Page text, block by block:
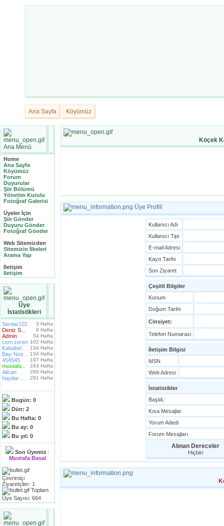
Ana Sayfa Köyümüz
Ana Menü
Home
Ana Sayfa
Köyümüz
Forum
Duyurular
Şiir Bölümü
Yönetim Kurulu
Fotoğraf Galerisi
Üyeler İçin
Şiir Gönder
Duyuru Gönder
Fotoğraf Gönder
Web Sitemizden
Sitemizin İlkeleri
Arama Yap
İletişim
İletişim
Üye
İstatistikleri
Serdar102 3 Hafta
Deniz S... 9 Hafta
Admin 54 Hafta
cem zeren 102 Hafta
Kababel... 134 Hafta
Bay-Nos... 134 Hafta
454545 197 Hafta
mustafa... 243 Hafta
Alican 286 Hafta
haydar ... 291 Hafta
Bugün: 0
Dün: 2
Bu Hafta: 0
Bu ay: 0
Bu yıl: 0
Son Üyemiz :
Mustafa Basal
Çevrimiçi
Ziyaretçiler: 1
Toplam
Üye Sayısı: 664
Köçek
Üye Profili
Kullanıcı Adı
Kullanıcı Tipi
E-mail Adresi
Kayıt Tarihi
Son Ziyaret
Çeşitli Bilgiler
Konum
Doğum Tarihi
Cinsiyet:
Telefon Numarasi
İletişim Bilgisi
MSN
Web Adresi
İstatistikler
Başlık:
Kısa Mesajlar
Yorum Adedi
Forum Mesajları
Alınan Dereceler
Hiçbiri